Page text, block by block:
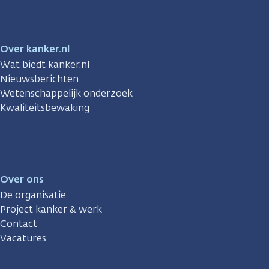
Over kanker.nl
Wat biedt kanker.nl
Nieuwsberichten
Wetenschappelijk onderzoek
Kwaliteitsbewaking
Over ons
De organisatie
Project kanker & werk
Contact
Vacatures